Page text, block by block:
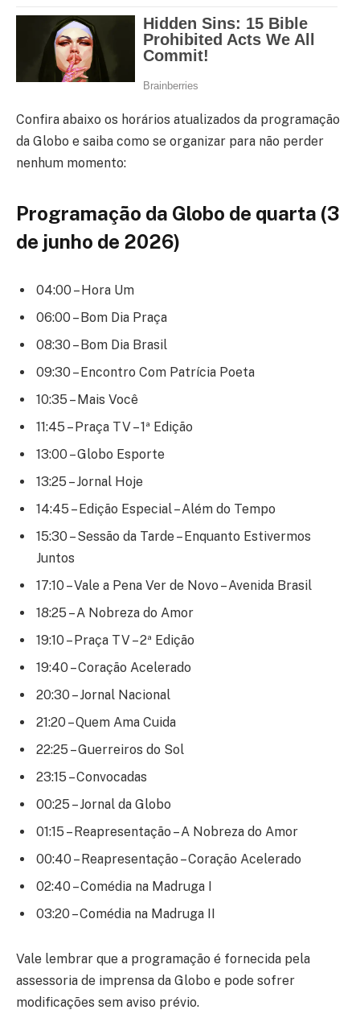
Confira abaixo os horários atualizados da programação
da Globo e saiba como se organizar para não perder
nenhum momento:
Programação da Globo de quarta (3
de junho de 2026)
04:00 – Hora Um
06:00 – Bom Dia Praça
08:30 – Bom Dia Brasil
09:30 – Encontro Com Patrícia Poeta
10:35 – Mais Você
11:45 – Praça TV – 1ª Edição
13:00 – Globo Esporte
13:25 – Jornal Hoje
14:45 – Edição Especial – Além do Tempo
15:30 – Sessão da Tarde – Enquanto Estivermos
Juntos
17:10 – Vale a Pena Ver de Novo – Avenida Brasil
18:25 – A Nobreza do Amor
19:10 – Praça TV – 2ª Edição
19:40 – Coração Acelerado
20:30 – Jornal Nacional
21:20 – Quem Ama Cuida
22:25 – Guerreiros do Sol
23:15 – Convocadas
00:25 – Jornal da Globo
01:15 – Reapresentação – A Nobreza do Amor
00:40 – Reapresentação – Coração Acelerado
02:40 – Comédia na Madruga I
03:20 – Comédia na Madruga II
Vale lembrar que a programação é fornecida pela
assessoria de imprensa da Globo e pode sofrer
modificações sem aviso prévio.